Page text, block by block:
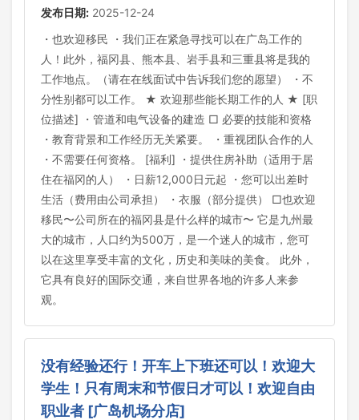
发布日期: 2025-12-24
・也欢迎移民 ・我们正在紧急寻找可以在广岛工作的
人！此外，福冈县、熊本县、岩手县和三重县将是我的
工作地点。（请在在线面试中告诉我们您的愿望） ・不
分性别都可以工作。 ★ 欢迎那些能长期工作的人 ★ [职
位描述] ・管道和电气设备的建造 □ 必要的技能和资格
・教育背景和工作经历无关紧要。 ・重视团队合作的人
・不需要任何资格。 [福利] ・提供住房补助（适用于居
住在福冈的人） ・日薪12,000日元起 ・您可以出差时
生活（费用由公司承担） ・衣服（部分提供） □也欢迎
移民〜公司所在的福冈县是什么样的城市〜 它是九州最
大的城市，人口约为500万，是一个迷人的城市，您可
以在这里享受丰富的文化，历史和美味的美食。 此外，
它具有良好的国际交通，来自世界各地的许多人来参
观。
没有经验还行！开车上下班还可以！欢迎大
学生！只有周末和节假日才可以！欢迎自由
职业者 [广岛机场分店]